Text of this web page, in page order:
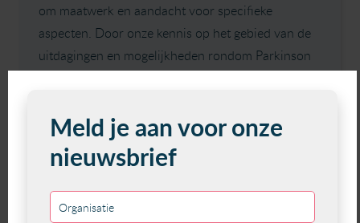
om maatwerk en aandacht voor specifieke
aspecten. Door onze kennis op het gebied van de
uitdagingen en mogelijkheden rondom Parkinson
Vervolg
In 2025 organiseren wij nog een tweede Studiedag
Parkinson, zodat al onze coaches worden
(bij)geschoold op dit belangrijke thema. Zo zorgen